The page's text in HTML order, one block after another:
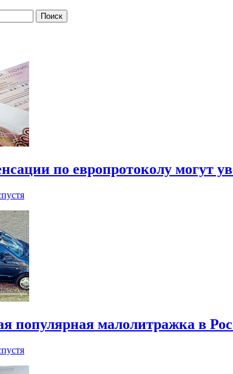
по европротоколу могут
популярная малолитражка в